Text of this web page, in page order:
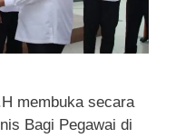
membuka secara
Bagi Pegawai di